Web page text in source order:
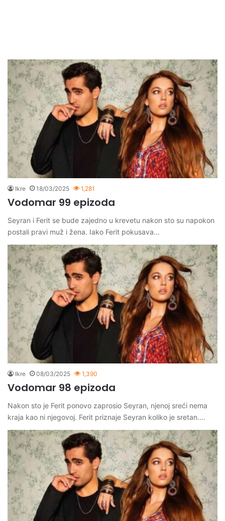
Ikre 18/03/2025 1,281
Vodomar 99 epizoda
Seyran i Ferit se bude zajedno u krevetu nakon sto su napokon
postali pravi muž i žena. Iako Ferit pokusava…
Ikre 08/03/2025 1,390
Vodomar 98 epizoda
Nakon sto je Ferit ponovo zaprosio Seyran, njenoj sreći nema
kraja kao ni njegovoj. Ferit priznaje Seyran koliko je sretan.…